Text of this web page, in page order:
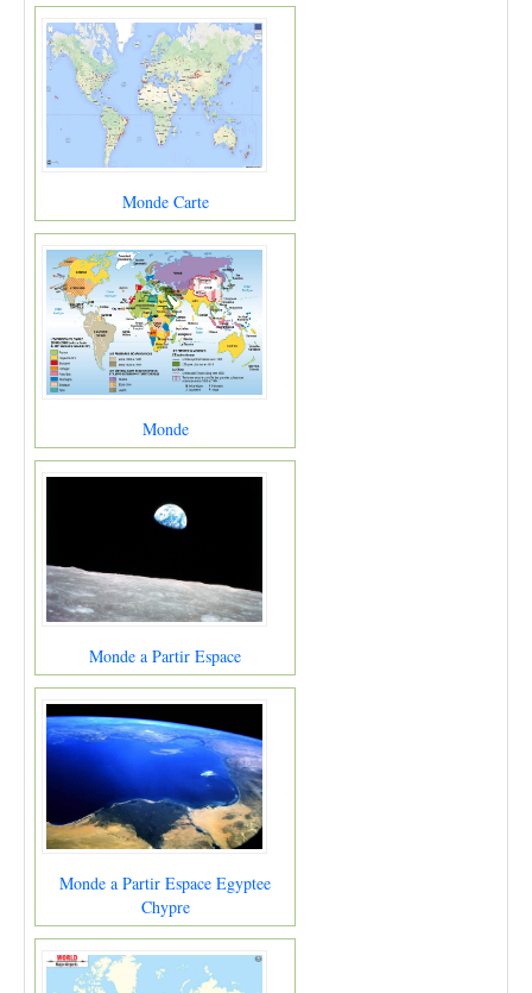
Monde Carte
Monde
Monde a Partir Espace
Monde a Partir Espace Egyptee
Chypre